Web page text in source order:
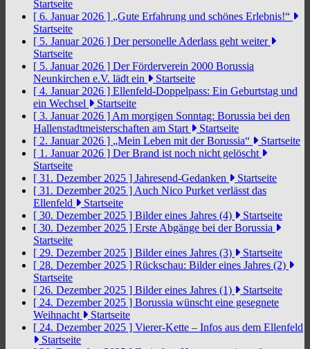
Startseite
[ 6. Januar 2026 ] „Gute Erfahrung und schönes Erlebnis!“
Startseite
[ 5. Januar 2026 ] Der personelle Aderlass geht weiter
Startseite
[ 5. Januar 2026 ] Der Förderverein 2000 Borussia
Neunkirchen e.V. lädt ein
Startseite
[ 4. Januar 2026 ] Ellenfeld-Doppelpass: Ein Geburtstag und
ein Wechsel
Startseite
[ 3. Januar 2026 ] Am morgigen Sonntag: Borussia bei den
Hallenstadtmeisterschaften am Start
Startseite
[ 2. Januar 2026 ] „Mein Leben mit der Borussia“
Startseite
[ 1. Januar 2026 ] Der Brand ist noch nicht gelöscht
Startseite
[ 31. Dezember 2025 ] Jahresend-Gedanken
Startseite
[ 31. Dezember 2025 ] Auch Nico Purket verlässt das
Ellenfeld
Startseite
[ 30. Dezember 2025 ] Bilder eines Jahres (4)
Startseite
[ 30. Dezember 2025 ] Erste Abgänge bei der Borussia
Startseite
[ 29. Dezember 2025 ] Bilder eines Jahres (3)
Startseite
[ 28. Dezember 2025 ] Rückschau: Bilder eines Jahres (2)
Startseite
[ 26. Dezember 2025 ] Bilder eines Jahres (1)
Startseite
[ 24. Dezember 2025 ] Borussia wünscht eine gesegnete
Weihnacht
Startseite
[ 24. Dezember 2025 ] Vierer-Kette – Infos aus dem Ellenfeld
Startseite